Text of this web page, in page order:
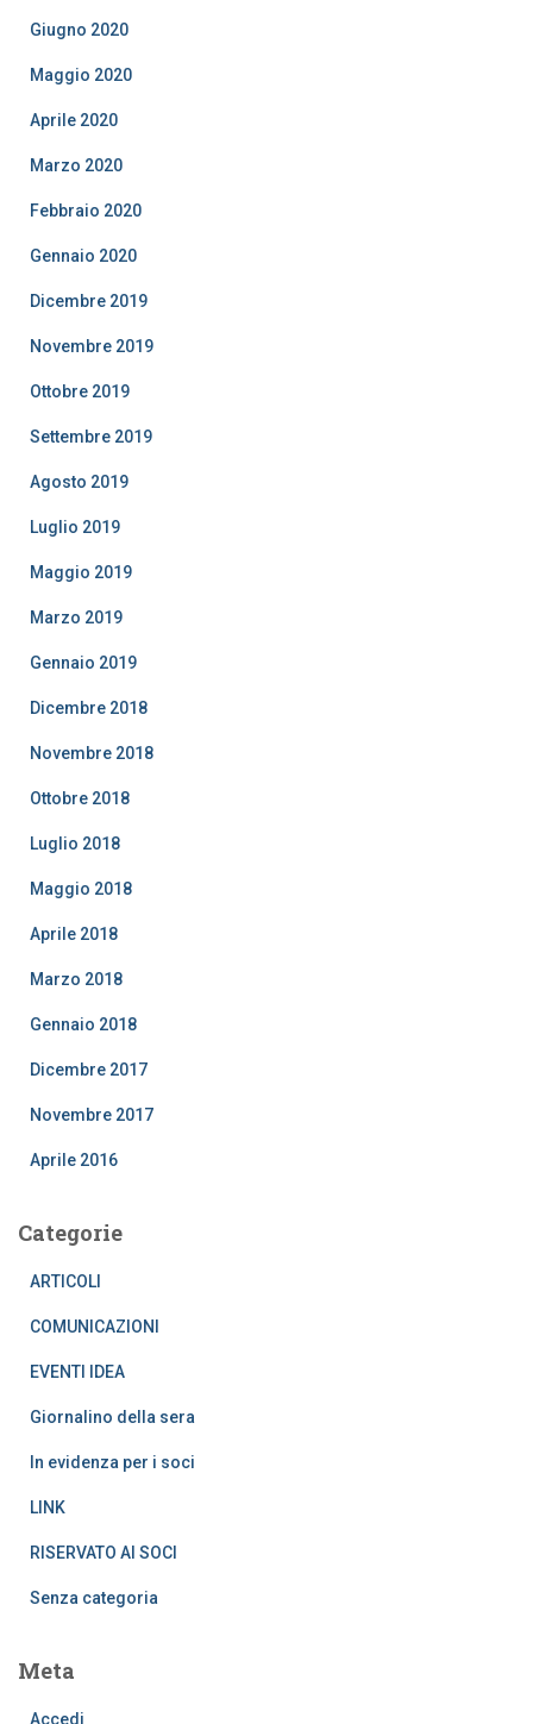
Giugno 2020
Maggio 2020
Aprile 2020
Marzo 2020
Febbraio 2020
Gennaio 2020
Dicembre 2019
Novembre 2019
Ottobre 2019
Settembre 2019
Agosto 2019
Luglio 2019
Maggio 2019
Marzo 2019
Gennaio 2019
Dicembre 2018
Novembre 2018
Ottobre 2018
Luglio 2018
Maggio 2018
Aprile 2018
Marzo 2018
Gennaio 2018
Dicembre 2017
Novembre 2017
Aprile 2016
Categorie
ARTICOLI
COMUNICAZIONI
EVENTI IDEA
Giornalino della sera
In evidenza per i soci
LINK
RISERVATO AI SOCI
Senza categoria
Meta
Accedi